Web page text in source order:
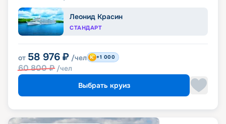
Леонид Красин
СТАНДАРТ
от 58 976 ₽ /чел
60 800₽ /чел
+1 000
Выбрать круиз